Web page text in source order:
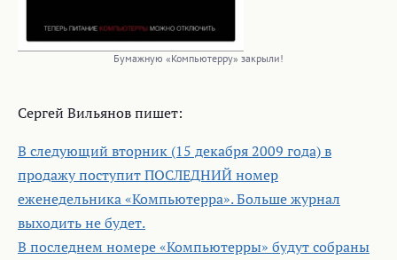
Бумажную «Компьютерру» закрыли!
Сергей Вильянов пишет:
В следующий вторник (15 декабря 2009 года) в
продажу поступит ПОСЛЕДНИЙ номер
еженедельника «Компьютерра». Больше журнал
выходить не будет.
В последнем номере «Компьютерры» будут собраны